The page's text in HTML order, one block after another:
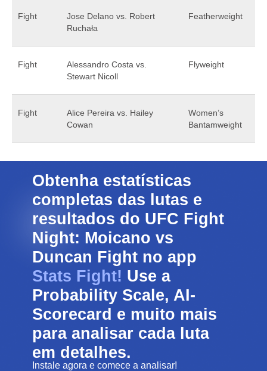
Fight
Jose Delano vs. Robert
Ruchała
Featherweight
Fight
Alessandro Costa vs.
Stewart Nicoll
Flyweight
Fight
Alice Pereira vs. Hailey
Cowan
Women’s
Bantamweight
Obtenha estatísticas
completas das lutas e
resultados do UFC Fight
Night: Moicano vs
Duncan Fight no app
Stats Fight! Use a
Probability Scale, AI-
Scorecard e muito mais
para analisar cada luta
em detalhes.
Instale agora e comece a analisar!